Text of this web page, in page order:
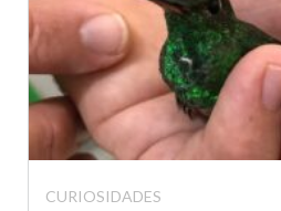
CURIOSIDADES